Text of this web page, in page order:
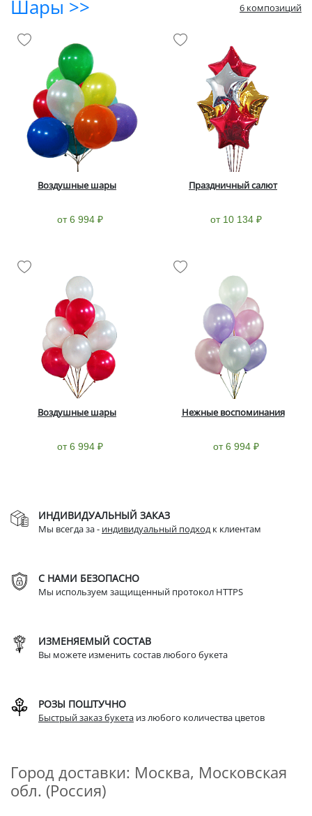
Шары >> 6 композиций
Воздушные шары
от 6 994 ₽
Праздничный салют
от 10 134 ₽
Воздушные шары
от 6 994 ₽
Нежные воспоминания
от 6 994 ₽
ИНДИВИДУАЛЬНЫЙ ЗАКАЗ
Мы всегда за - индивидуальный подходк клиентам
С НАМИ БЕЗОПАСНО
Мы используем защищенный протокол HTTPS
ИЗМЕНЯЕМЫЙ СОСТАВ
Вы можете изменить состав любого букета
РОЗЫ ПОШТУЧНО
Быстрый заказ букета из любого количества цветов
Город доставки: Москва, Московская
обл. (Россия)